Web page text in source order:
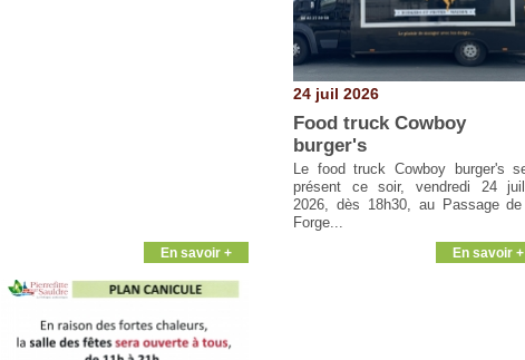
En savoir +
24 juil 2026
Food truck Cowboy
burger's
Le food truck Cowboy burger's
présent ce soir, vendredi 24
2026, dès 18h30, au Passage
Forge...
En savoir +